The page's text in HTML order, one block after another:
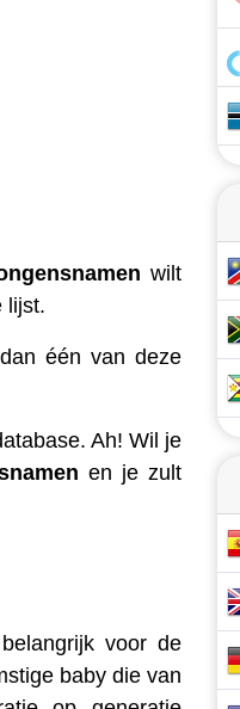
wilt
lijst.
één van deze
Ah! Wil je
en je zult
voor de
baby die van